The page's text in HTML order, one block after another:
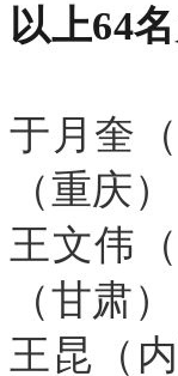
以上64
于月奎
（重庆）
王文伟
（甘肃）
王昆（